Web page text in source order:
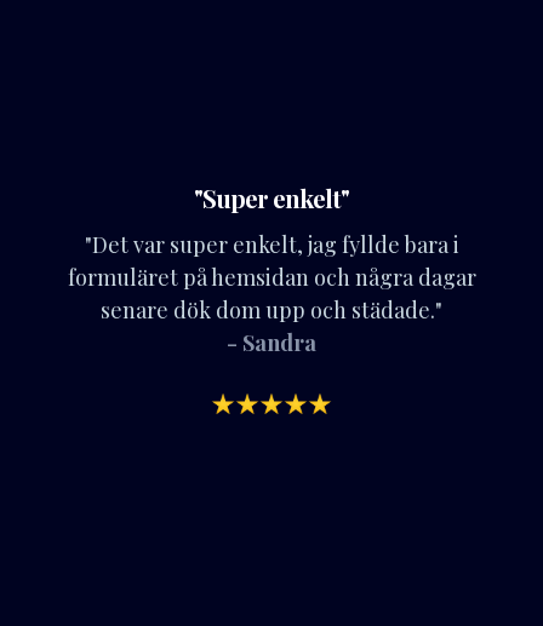
"Super enkelt"
"Det var super enkelt, jag fyllde bara i
formuläret på hemsidan och några dagar
senare dök dom upp och städade."
- Sandra